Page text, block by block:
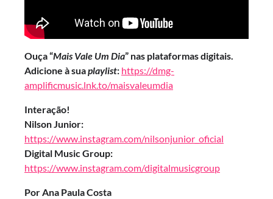
Ouça “Mais Vale Um Dia” nas plataformas digitais.
Adicione à suaplaylist: https://dmg-
amplificmusic.lnk.to/maisvaleumdia
Interação!
Nilson Junior:
https://www.instagram.com/nilsonjunior_oficial
Digital Music Group:
https://www.instagram.com/digitalmusicgroup
Por Ana Paula Costa